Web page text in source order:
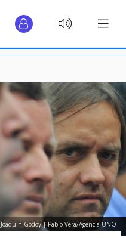
Joaquín Godoy | Pablo Vera/Agencia UNO